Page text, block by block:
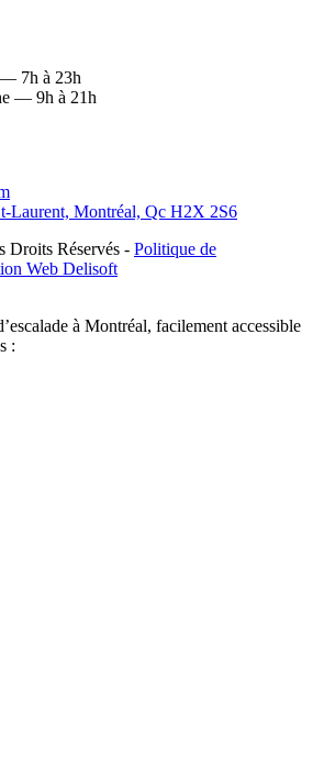
7h à 23h
— 9h à 21h
Laurent, Montréal, Qc H2X 2S6
Droits Réservés - Politique de
Web Delisoft
à Montréal, facilement accessible
: